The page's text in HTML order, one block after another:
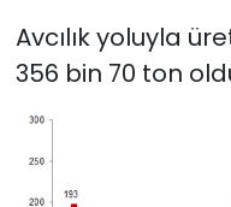
Avcılık yoluyla
356 bin 70 ton